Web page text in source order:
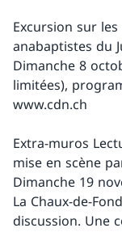
Excursion sur
anabaptistes du
Dimanche 8
limitées),
www.cdn.ch
Extra-muros
mise en scène
Dimanche 19
La Chaux-de-
discussion. Une